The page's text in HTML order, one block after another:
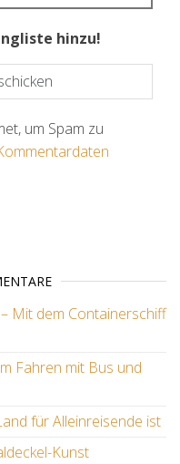
hinzu!
um Spam zu
Mit dem Containerschiff
Fahren mit Bus und
für Alleinreisende ist
Kunst